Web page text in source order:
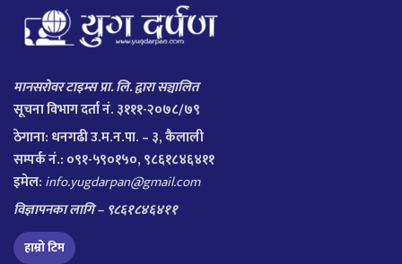
मानसरोवर टाइम्स प्रा. लि. द्वारा सञ्चालित
सूचना विभाग दर्ता नं. ३१११-२०७८/७९
ठेगाना: धनगढी उ.म.न.पा. – ३, कैलाली
सम्पर्क नं.: ०९१-५९०१५०, ९८६१८४६४११
इमेल: info.yugdarpan@gmail.com
विज्ञापनका लागि – ९८६१८४६४११
हाम्रो टिम